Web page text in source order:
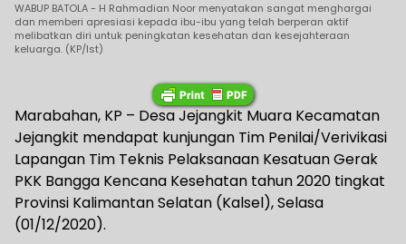
WABUP BATOLA - H Rahmadian Noor menyatakan sangat menghargai
dan memberi apresiasi kepada ibu-ibu yang telah berperan aktif
melibatkan diri untuk peningkatan kesehatan dan kesejahteraan
keluarga. (KP/Ist)
Marabahan, KP – Desa Jejangkit Muara Kecamatan
Jejangkit mendapat kunjungan Tim Penilai/Verivikasi
Lapangan Tim Teknis Pelaksanaan Kesatuan Gerak
PKK Bangga Kencana Kesehatan tahun 2020 tingkat
Provinsi Kalimantan Selatan (Kalsel), Selasa
(01/12/2020).